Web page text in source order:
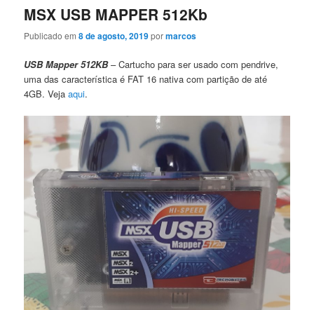
MSX USB MAPPER 512Kb
Publicado em8 de agosto, 2019pormarcos
USB Mapper 512KB– Cartucho para ser usado com pendrive,
uma das característica é FAT 16 nativa com partição de até
4GB. Vejaaqui.